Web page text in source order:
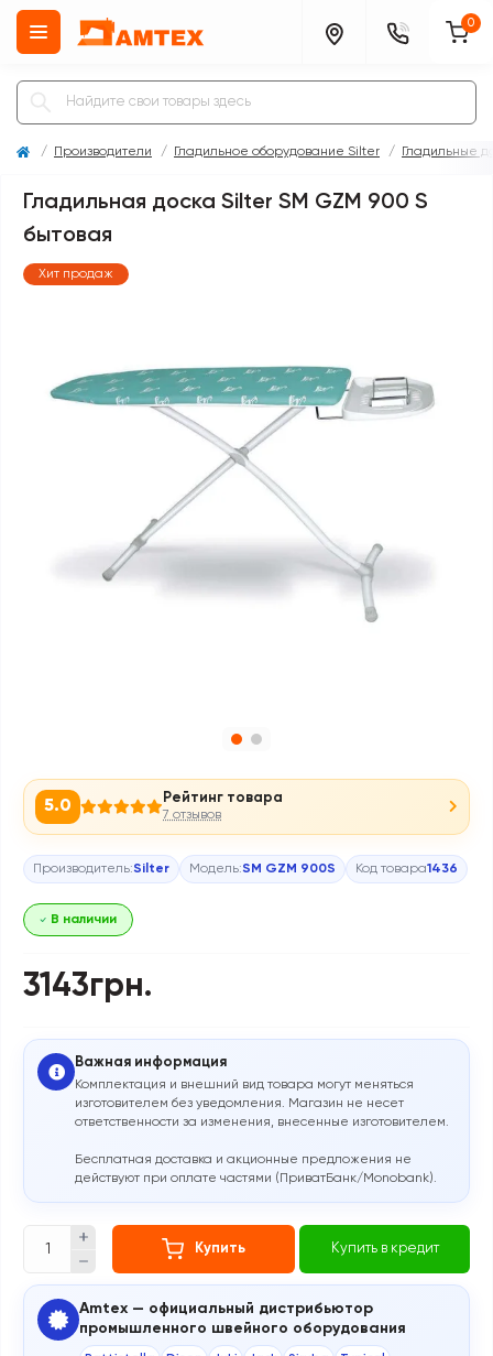
0
Производители Гладильное оборудование Silter Гладильные
Гладильная доска Silter SM GZM 900 S
бытовая
Хит продаж
5.0 Рейтинг товара
7 отзывов
Производитель:Silter Модель:SM GZM 900S Код товара1436
В наличии
3143грн.
Важная информация
Комплектация и внешний вид товара могут меняться
изготовителем без уведомления. Магазин не несет
ответственности за изменения, внесенные изготовителем.
Бесплатная доставка и акционные предложения не
действуют при оплате частями (ПриватБанк/Monobank).
Купить Купить в кредит
Amtex — официальный дистрибьютор
промышленного швейного оборудования